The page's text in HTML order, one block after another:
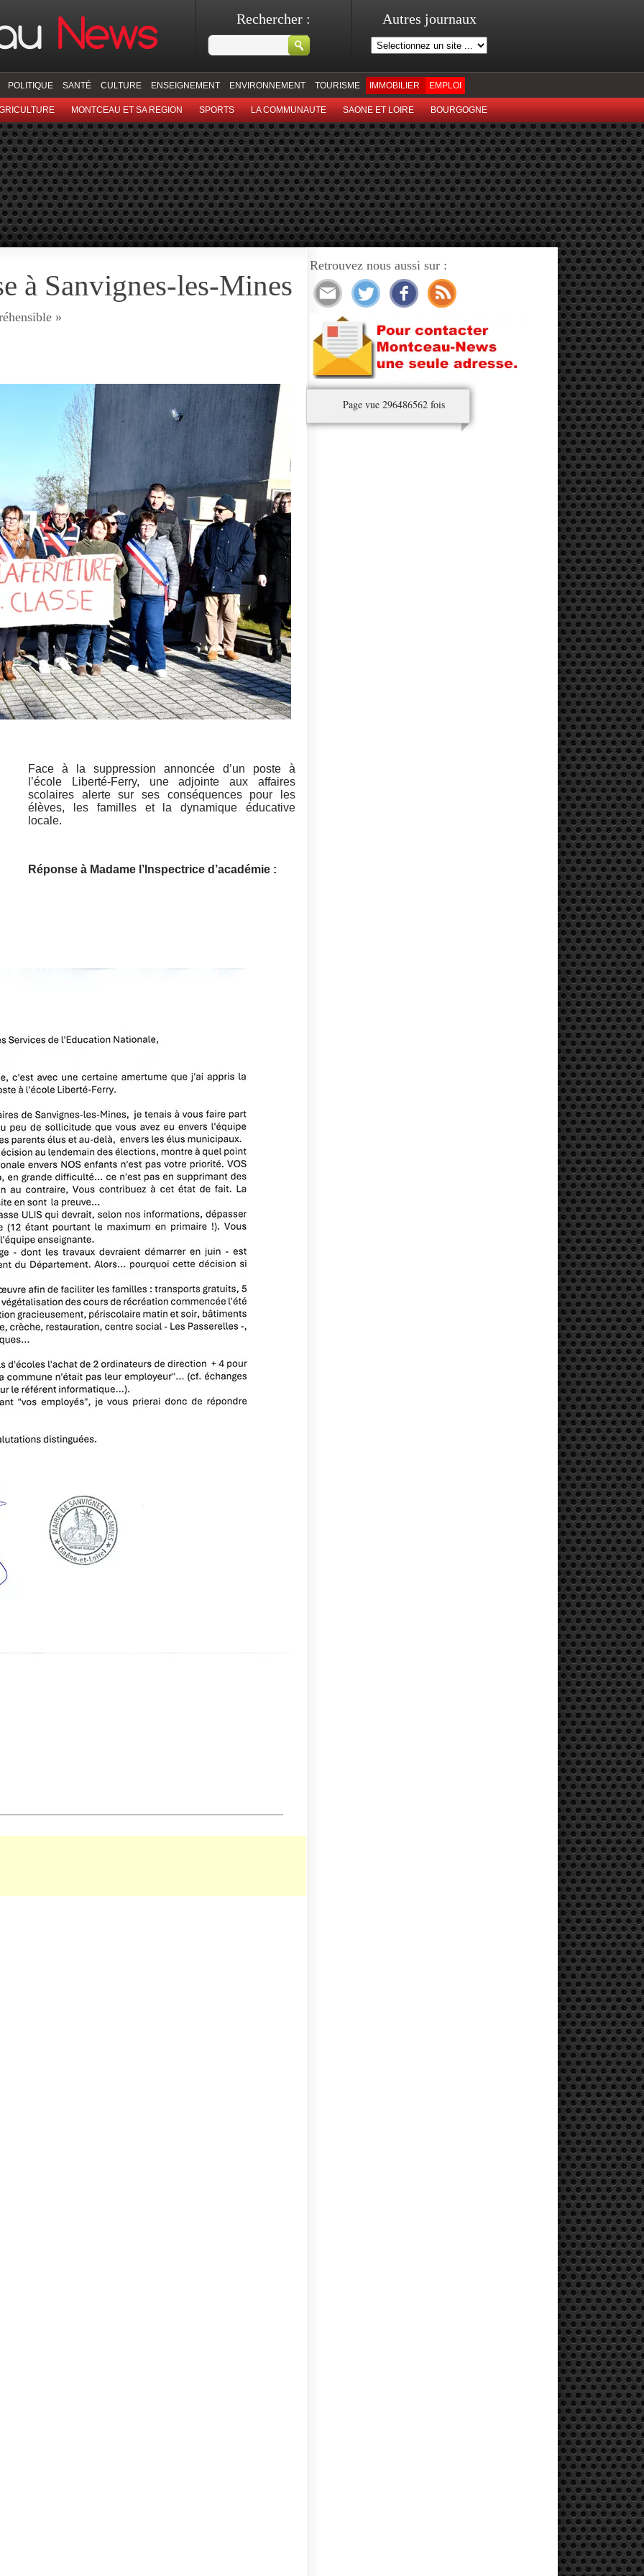
Rechercher : Autres journaux
POLITIQUE SANTÉ CULTURE ENSEIGNEMENT ENVIRONNEMENT TOURISME IMMOBILIER EMPLOI
MONTCEAU ET SA REGION SPORTS LA COMMUNAUTE SAONE ET LOIRE BOURGOGNE
à Sanvignes-les-Mines
»
Face à la suppression annoncée d’un poste à
l’école Liberté-Ferry, une adjointe aux affaires
scolaires alerte sur ses conséquences pour les
élèves, les familles et la dynamique éducative
locale.
Réponse à Madame l’Inspectrice d’académie :
Retrouvez nous aussi sur :
Page vue 296486562 fois